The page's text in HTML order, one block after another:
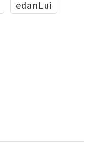
edanLui